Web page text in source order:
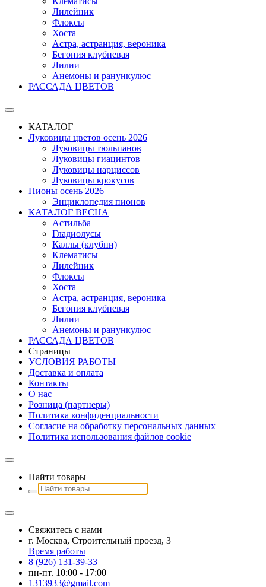
Лилейник
Флоксы
Хоста
Астра, астранция, вероника
Бегония клубневая
Лилии
Анемоны и ранункулюс
РАССАДА ЦВЕТОВ
КАТАЛОГ
Луковицы цветов осень 2026
Луковицы тюльпанов
Луковицы гиацинтов
Луковицы нарциссов
Луковицы крокусов
Пионы осень 2026
Энциклопедия пионов
КАТАЛОГ ВЕСНА
Астильба
Гладиолусы
Каллы (клубни)
Клематисы
Лилейник
Флоксы
Хоста
Астра, астранция, вероника
Бегония клубневая
Лилии
Анемоны и ранункулюс
РАССАДА ЦВЕТОВ
Страницы
УСЛОВИЯ РАБОТЫ
Доставка и оплата
Контакты
О наc
Розница (партнеры)
Политика конфиденциальности
Согласие на обработку персональных данных
Политика использования файлов сookie
Найти товары
Свяжитесь с нами
г. Москва, Строительный проезд, 3
Время работы
8 (926) 131-39-33
пн-пт. 10:00 - 17:00
1313933@gmail.com